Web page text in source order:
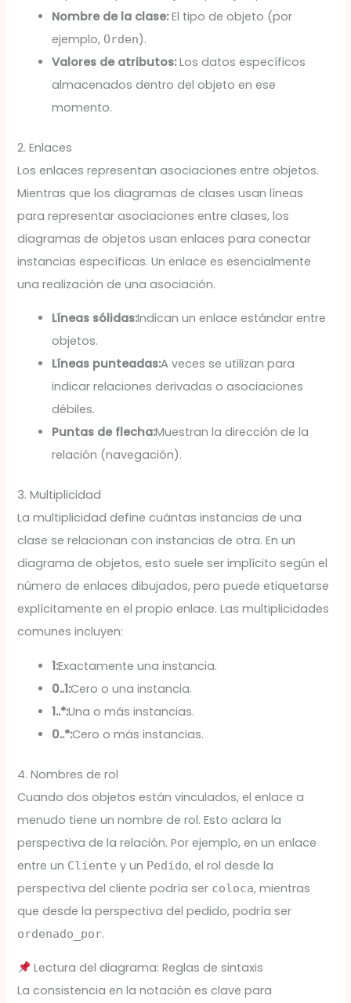
Nombre de la clase:El tipo de objeto (por
ejemplo, Orden).
Valores de atributos:Los datos específicos
almacenados dentro del objeto en ese
momento.
2. Enlaces
Los enlaces representan asociaciones entre objetos.
Mientras que los diagramas de clases usan líneas
para representar asociaciones entre clases, los
diagramas de objetos usan enlaces para conectar
instancias específicas. Un enlace es esencialmente
una realización de una asociación.
Líneas sólidas:Indican un enlace estándar entre
objetos.
Líneas punteadas:A veces se utilizan para
indicar relaciones derivadas o asociaciones
débiles.
Puntas de flecha:Muestran la dirección de la
relación (navegación).
3. Multiplicidad
La multiplicidad define cuántas instancias de una
clase se relacionan con instancias de otra. En un
diagrama de objetos, esto suele ser implícito según el
número de enlaces dibujados, pero puede etiquetarse
explícitamente en el propio enlace. Las multiplicidades
comunes incluyen:
1:Exactamente una instancia.
0..1:Cero o una instancia.
1..*:Una o más instancias.
0..*:Cero o más instancias.
4. Nombres de rol
Cuando dos objetos están vinculados, el enlace a
menudo tiene un nombre de rol. Esto aclara la
perspectiva de la relación. Por ejemplo, en un enlace
entre un Cliente y un Pedido, el rol desde la
perspectiva del cliente podría ser coloca, mientras
que desde la perspectiva del pedido, podría ser
ordenado_por.
Lectura del diagrama: Reglas de sintaxis
La consistencia en la notación es clave para